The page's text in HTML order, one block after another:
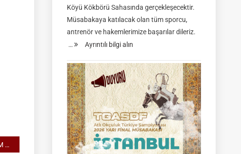
ATLI CİRİT ADAY HAKEM KURSU
Köyü Kökbörü Sahasında gerçekleşecektir.
Müsabakaya katılacak olan tüm sporcu,
antrenör ve hakemlerimize başarılar dileriz.
…
Ayrıntılı bilgi alın
KÖKBÖRÜ
LİGİ
|
Yarı
Final
Müsabakası
15